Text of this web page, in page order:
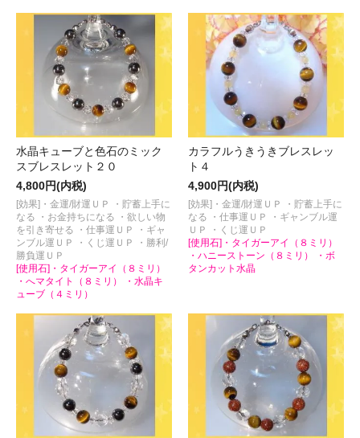
水晶キューブと色石のミック
スブレスレット２０
4,800円(内税)
[効果]・金運/財運ＵＰ ・貯蓄上手に
なる ・お金持ちになる ・欲しい物
を引き寄せる ・仕事運ＵＰ ・ギャ
ンブル運ＵＰ ・くじ運ＵＰ ・勝利/
勝負運ＵＰ
[使用石]・タイガーアイ（８ミリ）
・へマタイト（８ミリ） ・水晶キ
ューブ（４ミリ）
カラフルうきうきブレスレッ
ト４
4,900円(内税)
[効果]・金運/財運ＵＰ ・貯蓄上手に
なる ・仕事運ＵＰ ・ギャンブル運
ＵＰ ・くじ運ＵＰ
[使用石]・タイガーアイ（８ミリ）
・ハニーストーン（８ミリ） ・ボ
タンカット水晶